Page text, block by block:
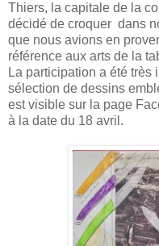
Thiers, la capitale de la
décidé de croquer dans
que nous avions en
référence aux arts de la
La participation a été très
sélection de dessins
est visible sur la page
à la date du 18 avril.